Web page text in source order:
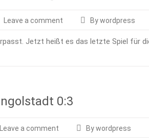
Leave a comment By wordpress
Jetzt heißt es das letzte Spiel für
0:3
Leave a comment By wordpress